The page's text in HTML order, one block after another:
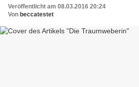
Veröffentlicht am 08.03.2016 20:24
Von beccatestet